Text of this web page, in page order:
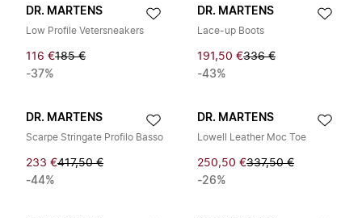
DR. MARTENS
Low Profile Vetersneakers
116 €185 €
-37%
DR. MARTENS
Lace-up Boots
191,50 €336 €
-43%
DR. MARTENS
Scarpe Stringate Profilo Basso
233 €417,50 €
-44%
DR. MARTENS
Lowell Leather Moc Toe
250,50 €337,50 €
-26%